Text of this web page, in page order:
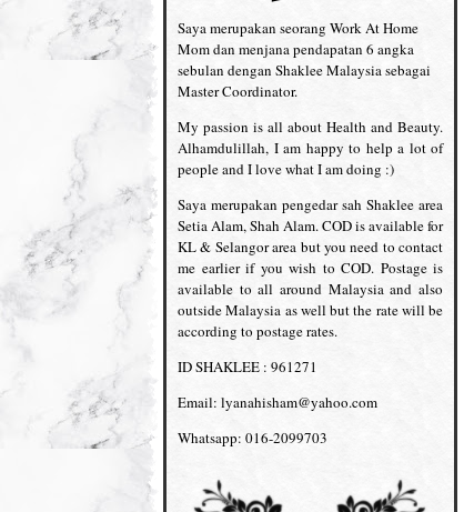
Saya merupakan seorang Work At Home
Mom dan menjana pendapatan 6 angka
sebulan dengan Shaklee Malaysia sebagai
Master Coordinator.
My passion is all about Health and Beauty.
Alhamdulillah, I am happy to help a lot of
people and I love what I am doing :)
Saya merupakan pengedar sah Shaklee area
Setia Alam, Shah Alam. COD is available for
KL & Selangor area but you need to contact
me earlier if you wish to COD. Postage is
available to all around Malaysia and also
outside Malaysia as well but the rate will be
according to postage rates.
ID SHAKLEE : 961271
Email: lyanahisham@yahoo.com
Whatsapp: 016-2099703